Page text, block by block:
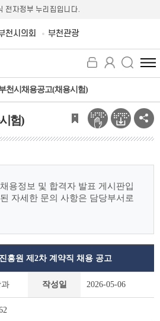
전자정부 누리집입니다.
천시의회 부천관광
전
체
뉴
보
기
천시채용공고(채용시험)
험)
용정보 및 합격자 발표 게시판입
자세한 문의 사항은 담당부서로
흥원 제2차 계약직 채용 공고
작성일 2026-05-06